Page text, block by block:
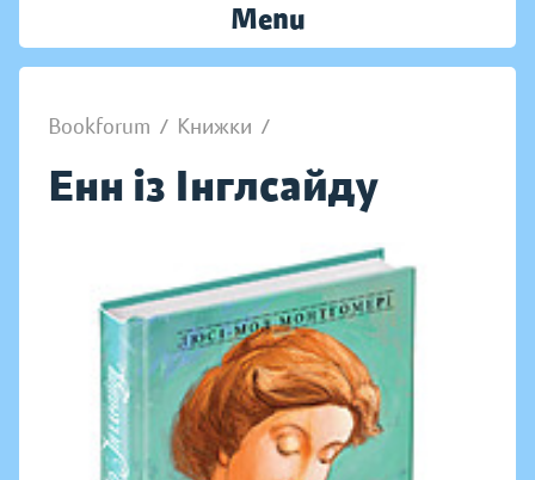
Menu
Bookforum / Книжки /
Енн із Інглсайду